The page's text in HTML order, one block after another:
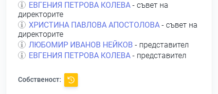
ЕВГЕНИЯ ПЕТРОВА КОЛЕВА - съвет на
директорите
ХРИСТИНА ПАВЛОВА АПОСТОЛОВА - съвет на
директорите
ЛЮБОМИР ИВАНОВ НЕЙКОВ - представител
ЕВГЕНИЯ ПЕТРОВА КОЛЕВА - представител
Собственост: